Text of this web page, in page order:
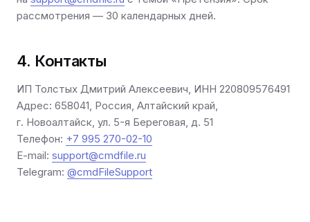
рассмотрения — 30 календарных дней.
4. Контакты
ИП Толстых Дмитрий Алексеевич, ИНН 220809576491
Адрес: 658041, Россия, Алтайский край,
г. Новоалтайск, ул. 5-я Береговая, д. 51
Телефон: +7 995 270-02-10
E-mail: support@cmdfile.ru
Telegram: @cmdFileSupport